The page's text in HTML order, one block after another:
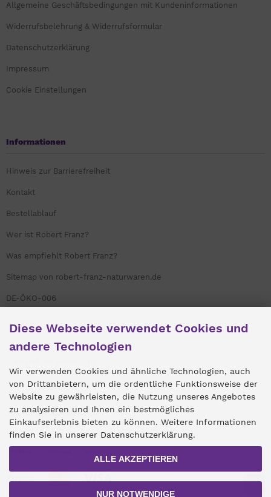
Allgemeine Geschäftsbedingungen mit Kundeninformationen
Widerrufsbelehrung & Widerrufsformular
Datenschutzerklärung
Impressum
Cookie Einstellungen
Informationen
Hinweis zur Barrierefreiheit
Kontakt
Bestellablauf
Wer ist Robert Franz?
Was empfiehlt Robert Franz?
Sitemap von robert-franz-naturwaren.de
DE-ÖKO-006
Umweltengagement
Zahlungsmethoden
Diese Webseite verwendet Cookies und
andere Technologien
Wir verwenden Cookies und ähnliche Technologien, auch
von Drittanbietern, um die ordentliche Funktionsweise der
Website zu gewährleisten, die Nutzung unseres Angebotes
zu analysieren und Ihnen ein bestmögliches
Einkaufserlebnis bieten zu können. Weitere Informationen
finden Sie in unserer Datenschutzerklärung.
ALLE AKZEPTIEREN
NUR NOTWENDIGE